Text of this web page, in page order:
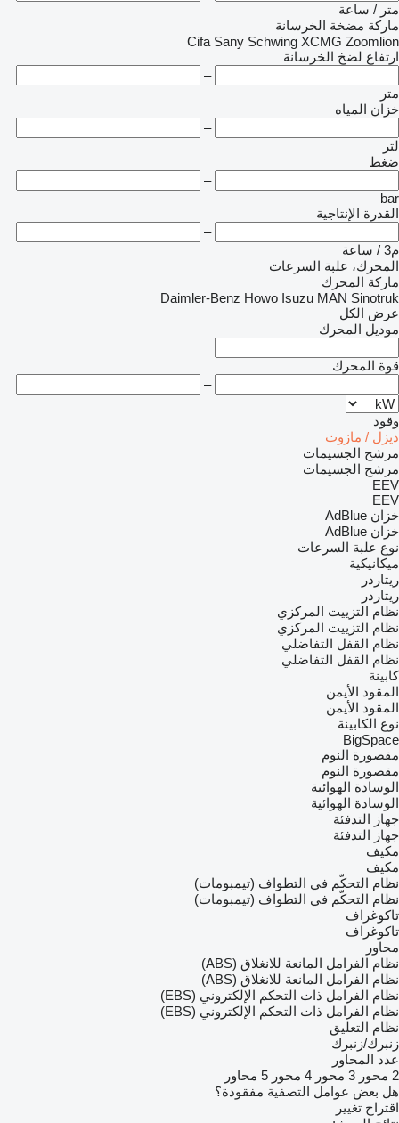
متر / ساعة
ماركة مضخة الخرسانة
Cifa Sany Schwing XCMG Zoomlion
ارتفاع لضخ الخرسانة
–
متر
خزان المياه
–
لتر
ضغط
–
bar
القدرة الإنتاجية
–
م3 / ساعة
المحرك، علبة السرعات
ماركة المحرك
Daimler-Benz Howo Isuzu MAN Sinotruk
عرض الكل
موديل المحرك
قوة المحرك
–
وقود
ديزل / مازوت
مرشح الجسيمات
مرشح الجسيمات
EEV
EEV
خزان AdBlue
خزان AdBlue
نوع علبة السرعات
ميكانيكية
ريتاردر
ريتاردر
نظام التزييت المركزي
نظام التزييت المركزي
نظام القفل التفاضلي
نظام القفل التفاضلي
كابينة
المقود الأيمن
المقود الأيمن
نوع الكابينة
BigSpace
مقصورة النوم
مقصورة النوم
الوسادة الهوائية
الوسادة الهوائية
جهاز التدفئة
جهاز التدفئة
مكيف
مكيف
نظام التحكّم في التطواف (تيمبومات)
نظام التحكّم في التطواف (تيمبومات)
تاكوغراف
تاكوغراف
محاور
نظام الفرامل المانعة للانغلاق (ABS)
نظام الفرامل المانعة للانغلاق (ABS)
نظام الفرامل ذات التحكم الإلكتروني (EBS)
نظام الفرامل ذات التحكم الإلكتروني (EBS)
نظام التعليق
زنبرك/زنبرك
عدد المحاور
2 محور
3 محور 4 محور
5 محاور
هل بعض عوامل التصفية مفقودة؟
اقتراح تغيير